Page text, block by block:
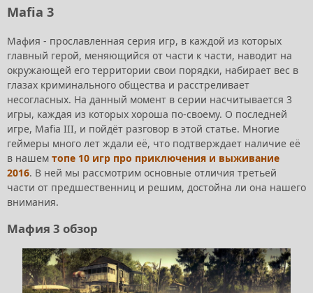
Mafia 3
Мафия - прославленная серия игр, в каждой из которых
главный герой, меняющийся от части к части, наводит на
окружающей его территории свои порядки, набирает вес в
глазах криминального общества и расстреливает
несогласных. На данный момент в серии насчитывается 3
игры, каждая из которых хороша по-своему. О последней
игре, Mafia III, и пойдёт разговор в этой статье. Многие
геймеры много лет ждали её, что подтверждает наличие её
в нашем топе 10 игр про приключения и выживание
2016. В ней мы рассмотрим основные отличия третьей
части от предшественниц и решим, достойна ли она нашего
внимания.
Мафия 3 обзор